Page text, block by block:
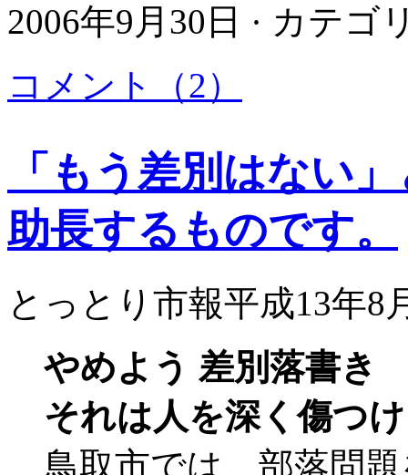
2006年9月30日 · カテゴ
コメント（2）
「もう差別はない
助長するものです。
とっとり市報平成13年8
やめよう 差別落書き
それは人を深く傷つ
鳥取市では、部落問